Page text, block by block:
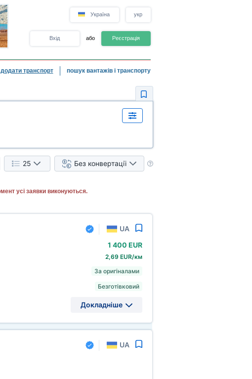
Україна укр
Вхід або Реєстрація
додати транспорт пошук вантажів і транспорту
25 Без конвертації
усі заявки виконуються.
UA
1 400 EUR
2,69 EUR/км
За оригіналами
Безготівковий
Докладніше
UA